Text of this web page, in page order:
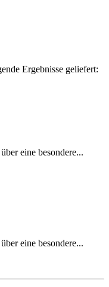
Ergebnisse geliefert:
eine besondere...
eine besondere...